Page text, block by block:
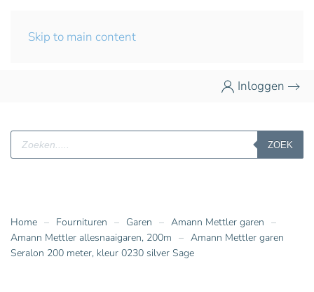
Skip to main content
Inloggen
Producten
zoeken
ZOEK
Home Fournituren Garen
Amann Mettler garen
Amann Mettler allesnaaigaren, 200m
Amann Mettler garen
Seralon 200 meter, kleur 0230 silver Sage